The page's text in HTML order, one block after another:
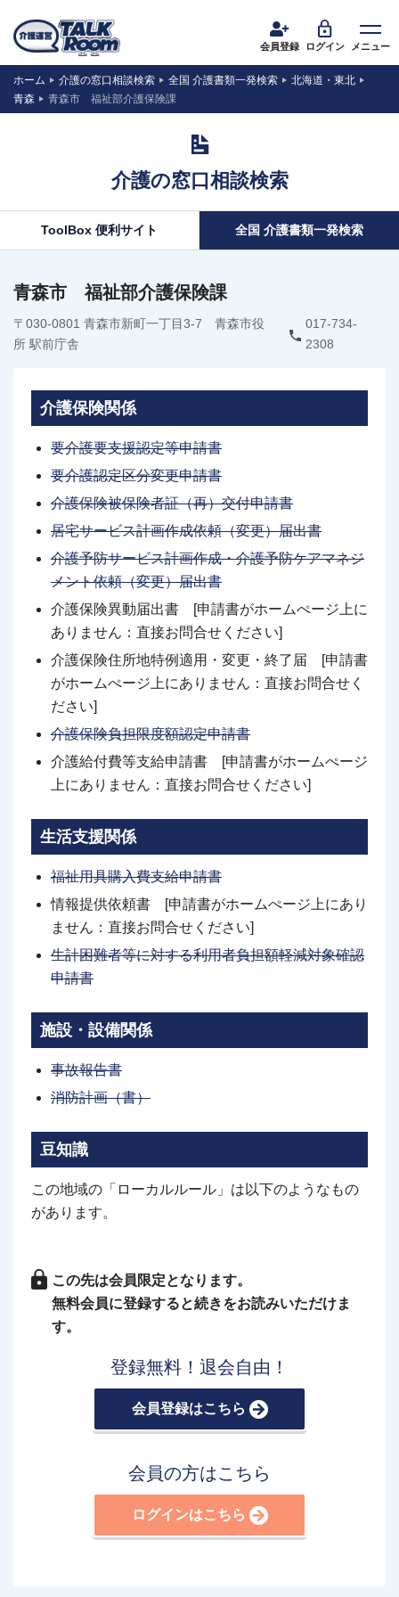
会員登録 ログイン メニュー
ホーム 介護の窓口相談検索 全国 介護書類一発検索
北海道・東北
青森
青森市 福祉部介護保険課
介護の窓口相談検索
ToolBox 便利サイト 全国 介護書類一発検索
青森市 福祉部介護保険課
〒030-0801 青森市新町一丁目3-7 青森市役
所 駅前庁舎
017-734-
2308
介護保険関係
要介護要支援認定等申請書
要介護認定区分変更申請書
介護保険被保険者証（再）交付申請書
居宅サービス計画作成依頼（変更）届出書
介護予防サービス計画作成・介護予防ケアマネジ
メント依頼（変更）届出書
介護保険異動届出書 [申請書がホームぺージ上に
ありません：直接お問合せください]
介護保険住所地特例適用・変更・終了届 [申請書
がホームぺージ上にありません：直接お問合せく
ださい]
介護保険負担限度額認定申請書
介護給付費等支給申請書 [申請書がホームぺージ
上にありません：直接お問合せください]
生活支援関係
福祉用具購入費支給申請書
情報提供依頼書 [申請書がホームぺージ上にあり
ません：直接お問合せください]
生計困難者等に対する利用者負担額軽減対象確認
申請書
施設・設備関係
事故報告書
消防計画（書）
豆知識
この地域の「ローカルルール」は以下のようなもの
があります。
この先は会員限定となります。
無料会員に登録すると続きをお読みいただけま
す。
登録無料！退会自由！
会員登録はこちら
会員の方はこちら
ログインはこちら